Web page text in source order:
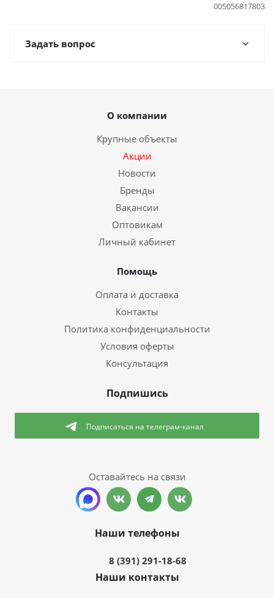
005056817803
Задать вопрос
О компании
Крупные объекты
Акции
Новости
Бренды
Вакансии
Оптовикам
Личный кабинет
Помощь
Оплата и доставка
Контакты
Политика конфиденциальности
Условия оферты
Консультация
Подпишись
Подписаться на телеграм-канал
Оставайтесь на связи
Наши телефоны
8 (391) 291-18-68
Наши контакты